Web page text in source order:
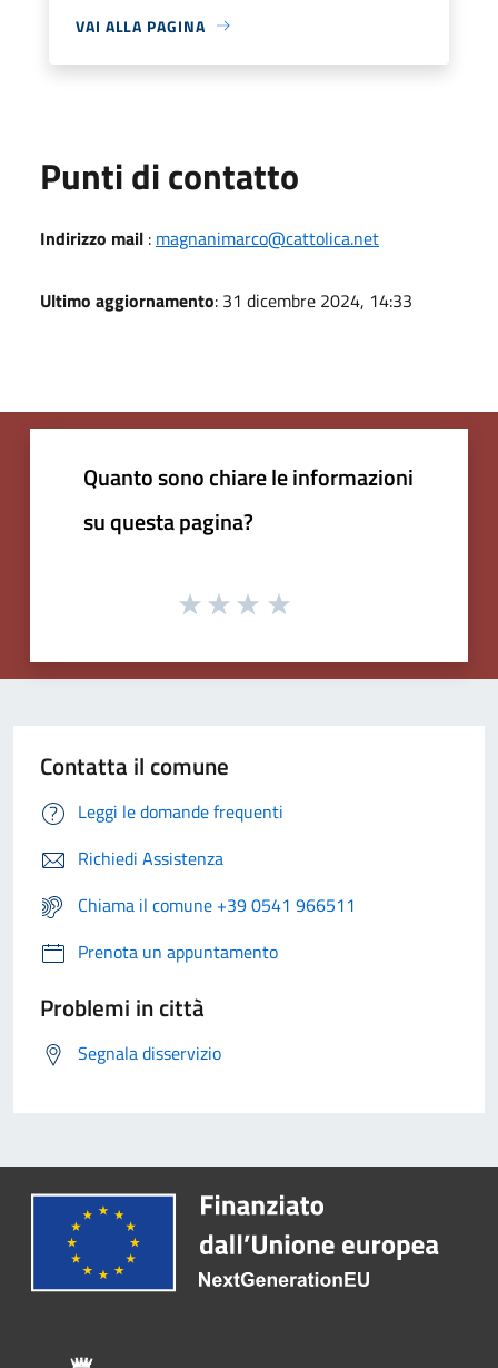
VAI ALLA PAGINA
Punti di contatto
Indirizzo mail : magnanimarco@cattolica.net
Ultimo aggiornamento: 31 dicembre 2024, 14:33
Quanto sono chiare le informazioni
su questa pagina?
Contatta il comune
Leggi le domande frequenti
Richiedi Assistenza
Chiama il comune +39 0541 966511
Prenota un appuntamento
Problemi in città
Segnala disservizio